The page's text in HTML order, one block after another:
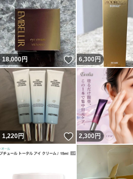
18,000円 いいね！
6,300円
1,220円 いいね！
2,300円